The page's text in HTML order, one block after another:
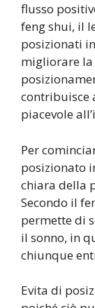
flusso
feng shui, il
posizionati
migliorare
contribuisce
piacevole
Per
posizionato
chiara della
Secondo il
permette di
il sonno, in
chiunque
Evita di